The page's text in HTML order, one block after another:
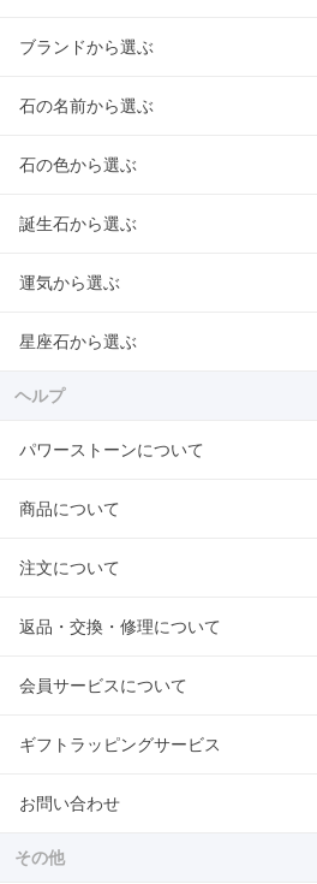
ブランドから選ぶ
石の名前から選ぶ
石の色から選ぶ
誕生石から選ぶ
運気から選ぶ
星座石から選ぶ
ヘルプ
パワーストーンについて
商品について
注文について
返品・交換・修理について
会員サービスについて
ギフトラッピングサービス
お問い合わせ
その他